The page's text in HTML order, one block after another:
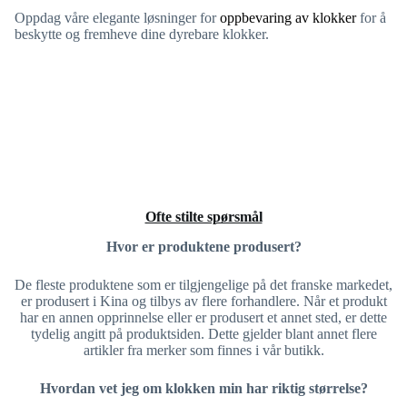
Oppdag våre elegante løsninger foroppbevaring av klokkerfor å
beskytte og fremheve dine dyrebare klokker.
Ofte stilte spørsmål
Hvor er produktene produsert?
De fleste produktene som er tilgjengelige på det franske markedet,
er produsert i Kina og tilbys av flere forhandlere. Når et produkt
har en annen opprinnelse eller er produsert et annet sted, er dette
tydelig angitt på produktsiden. Dette gjelder blant annet flere
artikler fra merker som finnes i vår butikk.
Hvordan vet jeg om klokken min har riktig størrelse?